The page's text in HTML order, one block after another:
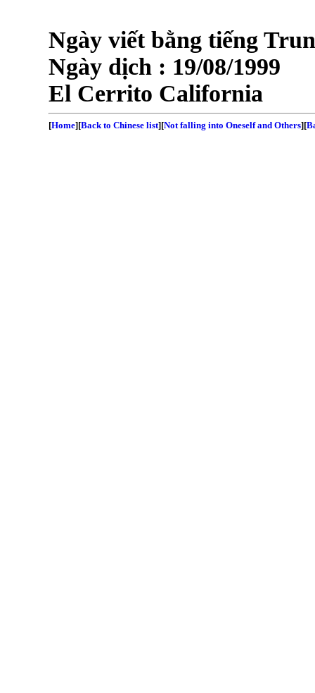
Ngày viết bằng tiếng
Ngày dịch : 19/08/1999
El Cerrito California
[Home][Back to Chinese list][Not falling into Oneself and Others][